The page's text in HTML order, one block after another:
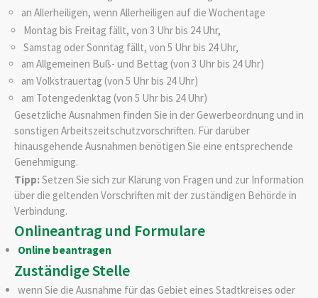
an Allerheiligen, wenn Allerheiligen auf die Wochentage
Montag bis Freitag fällt, von 3 Uhr bis 24 Uhr,
Samstag oder Sonntag fällt, von 5 Uhr bis 24 Uhr,
am Allgemeinen Buß- und Bettag (von 3 Uhr bis 24 Uhr)
am Volkstrauertag (von 5 Uhr bis 24 Uhr)
am Totengedenktag (von 5 Uhr bis 24 Uhr)
Gesetzliche Ausnahmen finden Sie in der Gewerbeordnung und in
sonstigen Arbeitszeitschutzvorschriften. Für darüber
hinausgehende Ausnahmen benötigen Sie eine entsprechende
Genehmigung.
Tipp: Setzen Sie sich zur Klärung von Fragen und zur Information
über die geltenden Vorschriften mit der zuständigen Behörde in
Verbindung.
Onlineantrag und Formulare
Online beantragen
Zuständige Stelle
wenn Sie die Ausnahme für das Gebiet eines Stadtkreises oder